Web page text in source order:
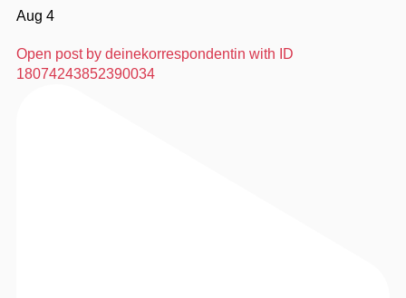
Aug 4
Open post by deinekorrespondentin with ID
18074243852390034